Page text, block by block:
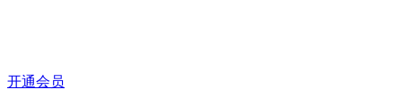
开通会员